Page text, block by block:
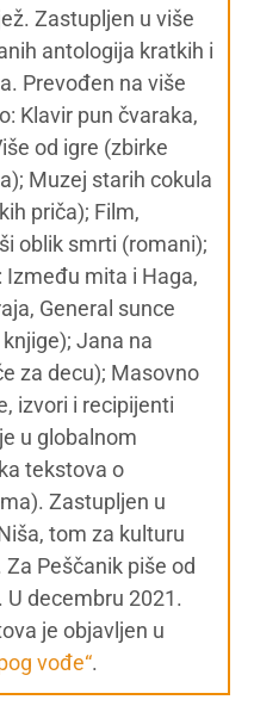
Zastupljen u više
antologija kratkih i
Prevođen na više
Klavir pun čvaraka,
od igre (zbirke
Muzej starih cokula
priča); Film,
oblik smrti (romani);
Između mita i Haga,
General sunce
Jana na
za decu); Masovno
izvori i recipijenti
u globalnom
tekstova o
Zastupljen u
tom za kulturu
Peščanik piše od
U decembru 2021.
je objavljen u
vođe“.